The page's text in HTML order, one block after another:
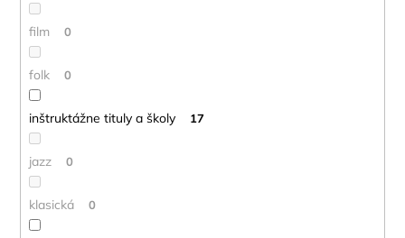
film 0
folk 0
inštruktážne tituly a školy 17
jazz 0
klasická 0